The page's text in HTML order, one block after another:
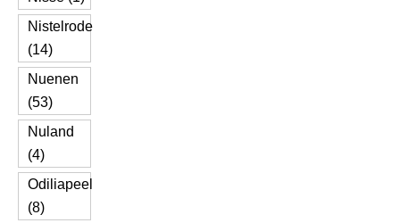
Nistelrode
(14)
Nuenen
(53)
Nuland
(4)
Odiliapeel
(8)